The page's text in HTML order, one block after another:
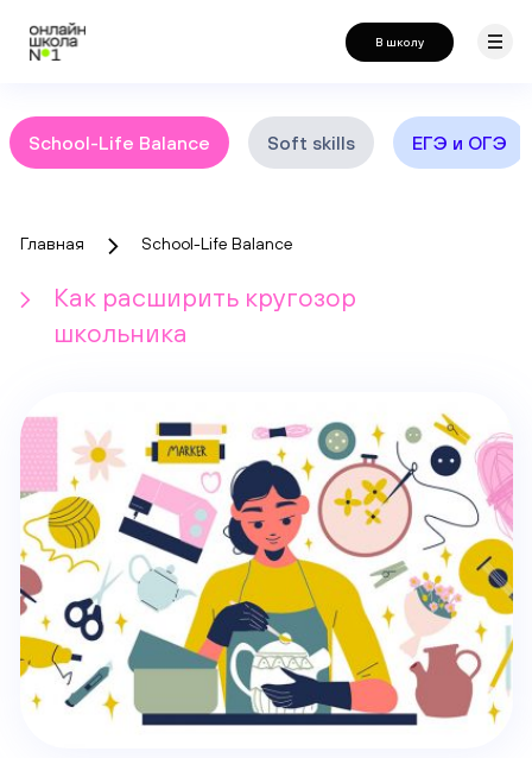
В школу
School-Life Balance Soft skills ЕГЭ и ОГЭ
Главная School-Life Balance
Как расширить кругозор
школьника